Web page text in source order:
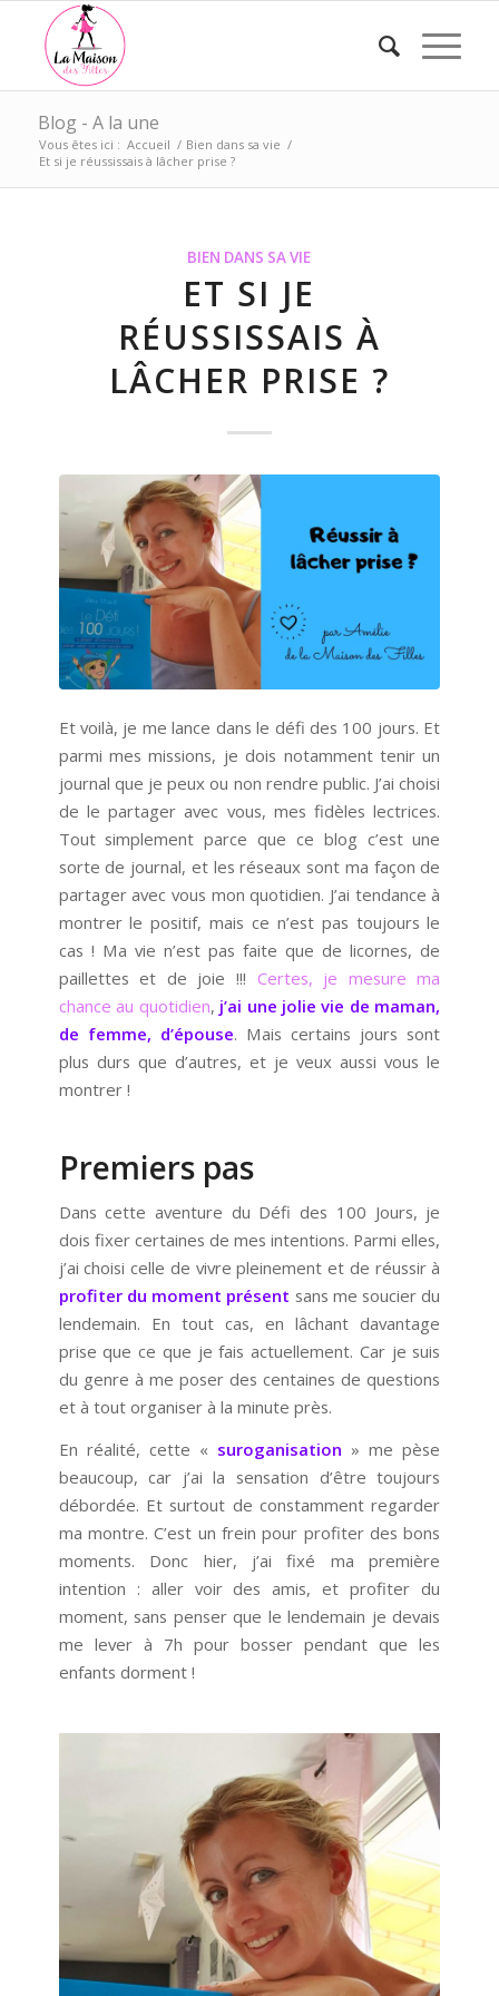
Blog - A la une
Vous êtes ici : Accueil / Bien dans sa vie /
Et si je réussissais à lâcher prise ?
BIEN DANS SA VIE
ET SI JE
RÉUSSISSAIS À
LÂCHER PRISE ?
Et voilà, je me lance dans le défi des 100 jours. Et
parmi mes missions, je dois notamment tenir un
journal que je peux ou non rendre public. J’ai choisi
de le partager avec vous, mes fidèles lectrices.
Tout simplement parce que ce blog c’est une
sorte de journal, et les réseaux sont ma façon de
partager avec vous mon quotidien. J’ai tendance à
montrer le positif, mais ce n’est pas toujours le
cas ! Ma vie n’est pas faite que de licornes, de
paillettes et de joie !!! Certes, je mesure ma
chance au quotidien, j’ai une jolie vie de maman,
de femme, d’épouse. Mais certains jours sont
plus durs que d’autres, et je veux aussi vous le
montrer !
Premiers pas
Dans cette aventure du Défi des 100 Jours, je
dois fixer certaines de mes intentions. Parmi elles,
j’ai choisi celle de vivre pleinement et de réussir à
profiter du moment présent sans me soucier du
lendemain. En tout cas, en lâchant davantage
prise que ce que je fais actuellement. Car je suis
du genre à me poser des centaines de questions
et à tout organiser à la minute près.
En réalité, cette « suroganisation » me pèse
beaucoup, car j’ai la sensation d’être toujours
débordée. Et surtout de constamment regarder
ma montre. C’est un frein pour profiter des bons
moments. Donc hier, j’ai fixé ma première
intention : aller voir des amis, et profiter du
moment, sans penser que le lendemain je devais
me lever à 7h pour bosser pendant que les
enfants dorment !